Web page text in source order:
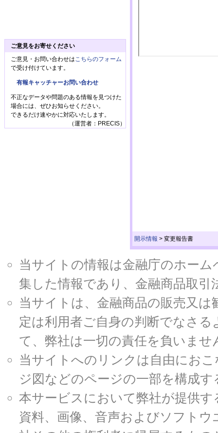
開示情報 > 変更報告書
ご意見をお寄せください
ご意見・お問い合わせは こちらのフォーム
で受け付けています。
有報キャッチャーお問い合わせ
不正なデータや問題のある情報を見つけた
場合には、ぜひお知らせください。
できるだけ速やかに対応いたします。
（運営者：PRECIS）
当サイトの情報は金融庁のホー
集した情報であり、金融商品取
当サイトは、金融商品の販売又
定は利用者ご自身の判断でなさ
て、弊社は一切の責任を負いませ
当サイトへのリンクは自由にお
ジ図などのページの一部を構成
本サービスにおいて弊社が提供
資料、画像、音声およびソフト